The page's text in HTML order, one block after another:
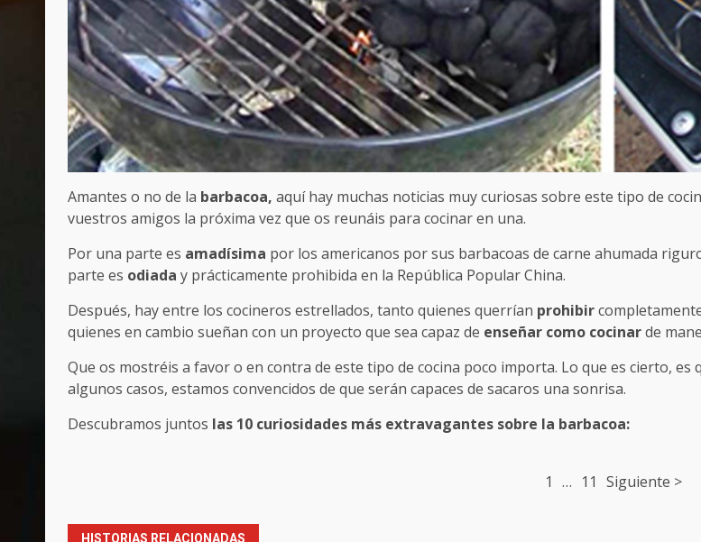
Amantes o no de la barbacoa, aquí hay muchas noticias muy curiosas sobre este tipo de
vuestros amigos la próxima vez que os reunáis para cocinar en una.
Por una parte es amadísima por los americanos por sus barbacoas de carne ahumada
parte es odiada y prácticamente prohibida en la República Popular China.
Después, hay entre los cocineros estrellados, tanto quienes querrían prohibir
quienes en cambio sueñan con un proyecto que sea capaz de enseñar como cocinarde
Que os mostréis a favor o en contra de este tipo de cocina poco importa. Lo que es cierto, es
algunos casos, estamos convencidos de que serán capaces de sacaros una sonrisa.
Descubramos juntos las 10 curiosidades más extravagantes sobre la barbacoa:
1 … 11 Siguiente >
HISTORIAS RELACIONADAS